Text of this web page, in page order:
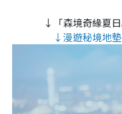
↓「森境奇緣夏
↓漫遊秘境地